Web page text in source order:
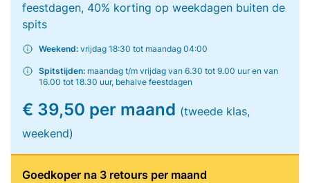
feestdagen, 40% korting op weekdagen buiten de
spits
Weekend: vrijdag 18:30 tot maandag 04:00
Spitstijden: maandag t/m vrijdag van 6.30 tot 9.00 uur en van
16.00 tot 18.30 uur, behalve feestdagen
€ 39,50 per maand (tweede klas,
weekend)
Goedkoper na 3 retours per maand